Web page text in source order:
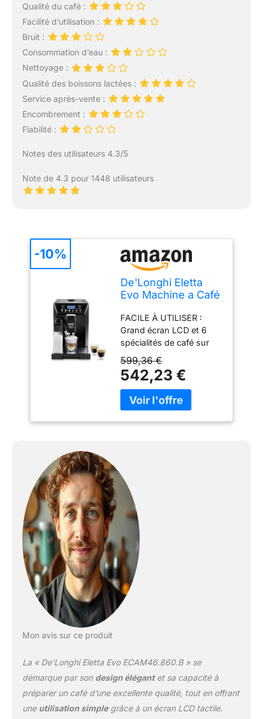
Qualité du café :
Facilité d’utilisation :
Bruit :
Consommation d’eau :
Nettoyage :
Qualité des boissons lactées :
Service après-vente :
Encombrement :
Fiabilité :
Notes des utilisateurs 4.3/5
Note de 4.3 pour 1448 utilisateurs
De'Longhi Eletta
Evo Machine a Café
ECAM46.860.B,
Machine Expresso
et Cappuccino,
Ecran LCD Tactile,
Noir
FACILE À UTILISER :
Grand écran LCD et 6
spécialités de café sur
simple pression d'un
bouton : expresso, café,
café long, cappuccino,
latte macchiato et lait
chaud SYSTÈME
pour un cappuccino
parfait - le nettoyage se
fait automatiquement via
une commande rotative
MOULIN DE HAUTE
QUALITÉ : Le moulin à
cône à 13 étages peut
être réglé
individuellement, 380 g
de grains de café entrent
dans le récipient - la
poudre de café
NETTOYAGE FACILE : Le
groupe d'infusion
compact nécessite peu
d'entretien, peut être
599,36 €
542,23 €
-10%
Mon avis sur ce produit
La « De’Longhi Eletta Evo ECAM46.860.B » se
démarque par son design élégantet sa capacité à
préparer un café d’une excellente qualité, tout en offrant
une utilisation simplegrâce à un écran LCD tactile.